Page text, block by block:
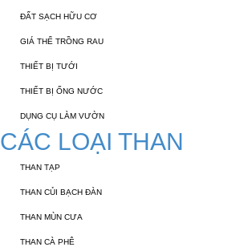
ĐẤT SẠCH HỮU CƠ
GIÁ THỂ TRỒNG RAU
THIẾT BỊ TƯỚI
THIẾT BỊ ỐNG NƯỚC
DỤNG CỤ LÀM VƯỜN
CÁC LOẠI THAN
THAN TẠP
THAN CỦI BẠCH ĐÀN
THAN MÙN CƯA
THAN CÀ PHÊ